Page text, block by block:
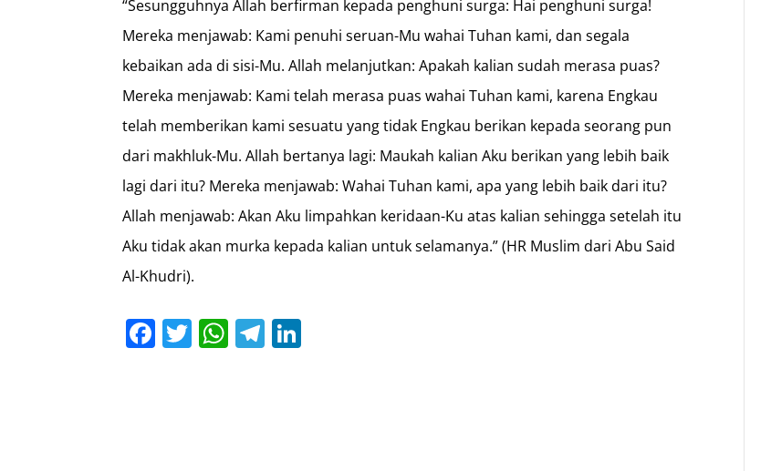
“Sesungguhnya Allah berfirman kepada penghuni surga: Hai penghuni surga!
Mereka menjawab: Kami penuhi seruan-Mu wahai Tuhan kami, dan segala
kebaikan ada di sisi-Mu. Allah melanjutkan: Apakah kalian sudah merasa puas?
Mereka menjawab: Kami telah merasa puas wahai Tuhan kami, karena Engkau
telah memberikan kami sesuatu yang tidak Engkau berikan kepada seorang pun
dari makhluk-Mu. Allah bertanya lagi: Maukah kalian Aku berikan yang lebih baik
lagi dari itu? Mereka menjawab: Wahai Tuhan kami, apa yang lebih baik dari itu?
Allah menjawab: Akan Aku limpahkan keridaan-Ku atas kalian sehingga setelah itu
Aku tidak akan murka kepada kalian untuk selamanya.” (HR Muslim dari Abu Said
Al-Khudri).
Facebook
Twitter
WhatsApp
Telegram